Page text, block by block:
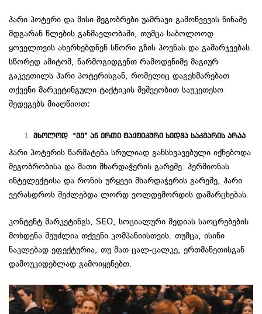
ჰარი პოტერი და მისი მეგობრები უამრავი გამოწვევის წინაშე
მდგარან წლების განმავლობაში, თუმცა საბოლოოდ
ყოველთვის ახერხებდნენ სწორი გზის პოვნას და გამარჯვებას.
სწორედ ამიტომ, წარმოგიდგენთ რამოდენიმე მაგიურ
გაკვეთილს ჰარი პოტერისგან, რომელიც დაგეხმარებათ
თქვენი მარკეტინგული ტაქტიკის მეშვეობით საუკეთესო
შედეგებს მიაღწიოთ:
მხოლოდ “მე” ან ერთი ტაქტიკური ხედვა საკმარის არაა
ჰარი პოტერის წარმატება სრულიად განსხვავებული იქნებოდა
მეგობრობისა და მათი მხარდაჭერის გარეშე. ჰერმიონას
ინტელექტისა და რონის ურყევი მხარდაჭერის გარეშე, ჰარი
ვერასდროს შეძლებდა ლორდ ვოლდემორდის დამარცხებას.
კონტენტ მარკეტინგს, SEO, სოციალური მედიას საოცრებების
მოხდენა შეუძლია თქვენი კომპანიისთვის. თუმცა, ისინი
ნაკლებად ეფექტურია, თუ მათ ცალ-ცალკე, ერთმანეთისგან
დამოუკიდებლად გამოიყენებთ.